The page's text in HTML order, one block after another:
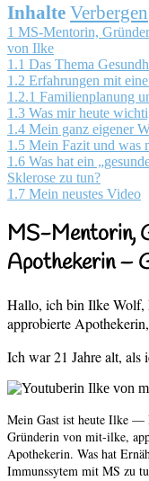
Inhalte Verbergen
1 MS-Mentorin,
von Ilke
1.1 Das Thema
1.2 Erfahrungen mit
1.2.1 Familienplanung
1.3 Was mir heute
1.4 Mein ganz eigener
1.5 Mein Fazit und was
1.6 Was hat ein
Sklerose zu tun?
1.7 Mein neustes Video
MS-Mentorin,
Apothekerin –
Hallo, ich bin Ilke Wolf,
approbierte
Ich war 21 Jahre alt, als
Mein Gast ist heute Ilke —
Gründerin von mit-ilke,
Apothekerin. Was hat
Immunssytem mit MS zu